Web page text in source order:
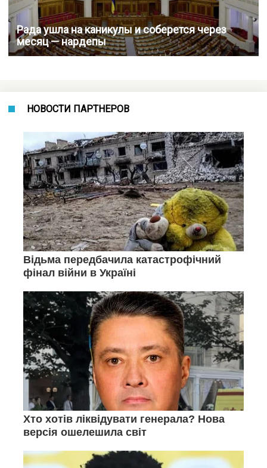
Рада ушла на каникулы и соберется через
месяц — нардепы
НОВОСТИ ПАРТНЕРОВ